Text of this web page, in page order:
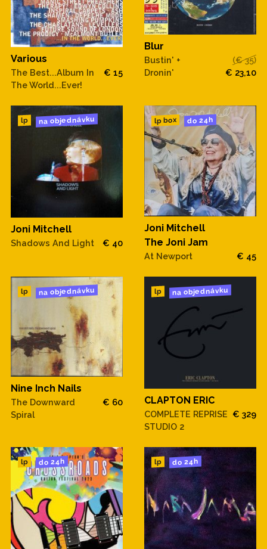
Various
The Best...Album In
The World...Ever!
€ 15
Blur
Bustin' +
Dronin'
(€ 35)
€ 23,10
lp na objednávku
Joni Mitchell
Shadows And Light € 40
lp box do 24h
Joni Mitchell
The Joni Jam
At Newport € 45
lp na objednávku
Nine Inch Nails
The Downward
Spiral
€ 60
lp na objednávku
CLAPTON ERIC
COMPLETE REPRISE
STUDIO 2
€ 329
lp do 24h lp do 24h